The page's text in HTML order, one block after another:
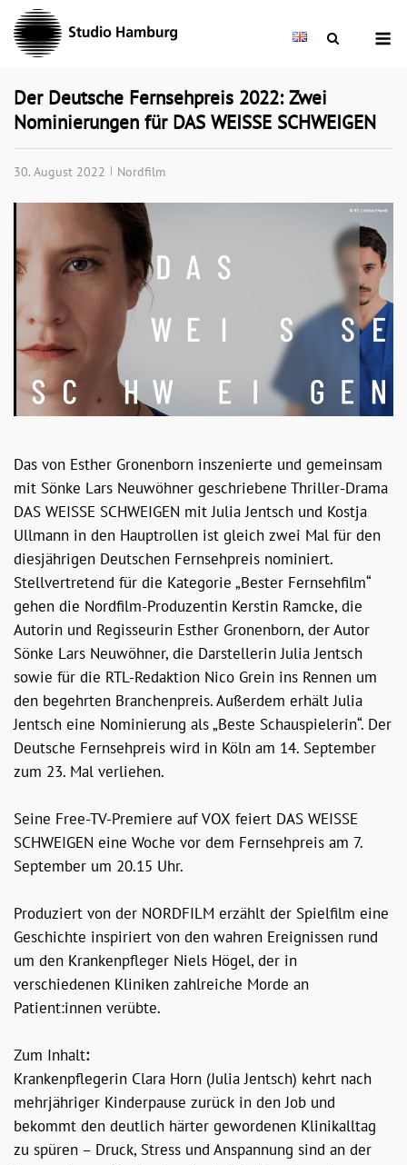
Skip
content
Der Deutsche Fernsehpreis 2022: Zwei
Nominierungen für DAS WEISSE SCHWEIGEN
30. August 2022 Nordfilm
Das von Esther Gronenborn inszenierte und gemeinsam
mit Sönke Lars Neuwöhner geschriebene Thriller-Drama
DAS WEISSE SCHWEIGEN mit Julia Jentsch und Kostja
Ullmann in den Hauptrollen ist gleich zwei Mal für den
diesjährigen Deutschen Fernsehpreis nominiert.
Stellvertretend für die Kategorie „Bester Fernsehfilm“
gehen die Nordfilm-Produzentin Kerstin Ramcke, die
Autorin und Regisseurin Esther Gronenborn, der Autor
Sönke Lars Neuwöhner, die Darstellerin Julia Jentsch
sowie für die RTL-Redaktion Nico Grein ins Rennen um
den begehrten Branchenpreis. Außerdem erhält Julia
Jentsch eine Nominierung als „Beste Schauspielerin“. Der
Deutsche Fernsehpreis wird in Köln am 14. September
zum 23. Mal verliehen.
Seine Free-TV-Premiere auf VOX feiert DAS WEISSE
SCHWEIGEN eine Woche vor dem Fernsehpreis am 7.
September um 20.15 Uhr.
Produziert von der NORDFILM erzählt der Spielfilm eine
Geschichte inspiriert von den wahren Ereignissen rund
um den Krankenpfleger Niels Högel, der in
verschiedenen Kliniken zahlreiche Morde an
Patient:innen verübte.
Zum Inhalt:
Krankenpflegerin Clara Horn (Julia Jentsch) kehrt nach
mehrjähriger Kinderpause zurück in den Job und
bekommt den deutlich härter gewordenen Klinikalltag
zu spüren – Druck, Stress und Anspannung sind an der